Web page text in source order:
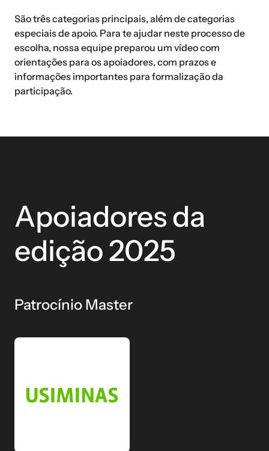
São três categorias principais, além de categorias
especiais de apoio. Para te ajudar neste processo de
escolha, nossa equipe preparou um vídeo com
orientações para os apoiadores, com prazos e
informações importantes para formalização da
participação.
Apoiadores da
edição 2025
Patrocínio Master